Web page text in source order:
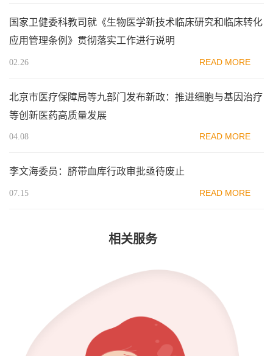
国家卫健委科教司就《生物医学新技术临床研究和临床转化
应用管理条例》贯彻落实工作进行说明
02.26 READ MORE
北京市医疗保障局等九部门发布新政：推进细胞与基因治疗
等创新医药高质量发展
04.08 READ MORE
李文海委员：脐带血库行政审批亟待废止
07.15 READ MORE
相关服务